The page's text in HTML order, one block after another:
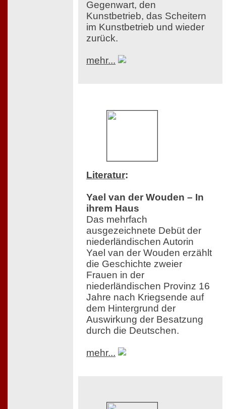
Gegenwart, den
Kunstbetrieb, das Scheitern
im Kunstbetrieb und wieder
zurück.
mehr...
Literatur:
Yael van der Wouden – In
ihrem Haus
Das mehrfach
ausgezeichnete Debüt der
niederländischen Autorin
Yael van der Wouden erzählt
die Geschichte zweier
Frauen in der
niederländischen Provinz 16
Jahre nach Kriegsende auf
dem Hintergrund der
Auswirkung der Besatzung
durch die Deutschen.
mehr...